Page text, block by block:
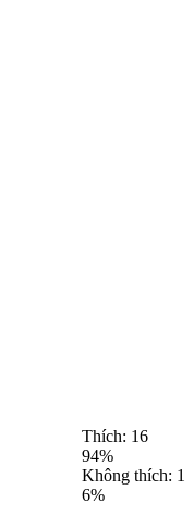
Thích: 16
94%
Không thích: 1
6%